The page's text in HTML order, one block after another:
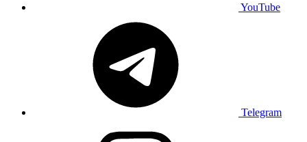
YouTube
Telegram